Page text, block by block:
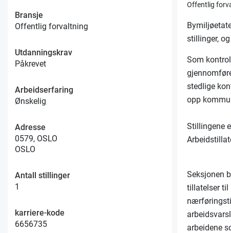
Bransje
Offentlig forvaltning
Utdanningskrav
Påkrevet
Arbeidserfaring
Ønskelig
Adresse
0579, OSLO
OSLO
Antall stillinger
1
karriere-kode
6656735
Offentlig
stillinger,
Som
stedlige
opp
Stillingene
Seksjonen
tillatelser til
arbeidene